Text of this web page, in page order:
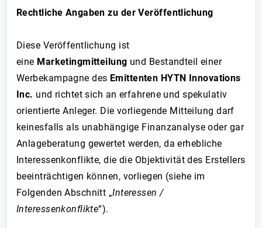
Rechtliche Angaben zu der Veröffentlichung
Diese Veröffentlichung ist
eine Marketingmitteilung und Bestandteil einer
Werbekampagne des Emittenten HYTN Innovations
Inc. und richtet sich an erfahrene und spekulativ
orientierte Anleger. Die vorliegende Mitteilung darf
keinesfalls als unabhängige Finanzanalyse oder gar
Anlageberatung gewertet werden, da erhebliche
Interessenkonflikte, die die Objektivität des Erstellers
beeinträchtigen können, vorliegen (siehe im
Folgenden Abschnitt „Interessen /
Interessenkonflikte“).